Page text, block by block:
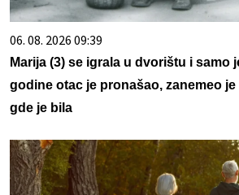
06. 08. 2026 09:39
Marija (3) se igrala u dvorištu i samo
godine otac je pronašao, zanemeo
gde je bila